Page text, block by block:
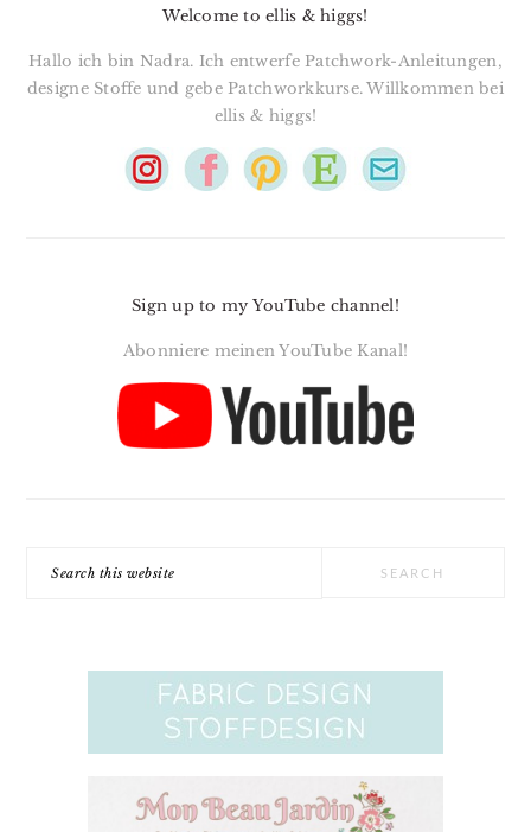
Welcome to ellis & higgs!
Hallo ich bin Nadra. Ich entwerfe Patchwork-Anleitungen,
designe Stoffe und gebe Patchworkkurse. Willkommen bei
ellis & higgs!
Sign up to my YouTube channel!
Abonniere meinen YouTube Kanal!